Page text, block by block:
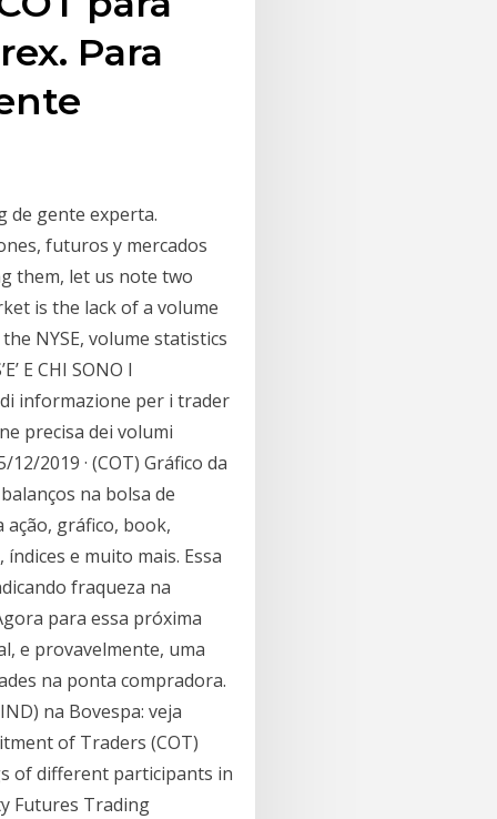
Para
de gente experta.
futuros y mercados
them, let us note two
is the lack of a volume
NYSE, volume statistics
E CHI SONO I
di informazione per i trader
precisa dei volumi
2019 · (COT) Gráfico da
na bolsa de
ação, gráfico, book,
e muito mais. Essa
fraqueza na
para essa próxima
e provavelmente, uma
na ponta compradora.
na Bovespa: veja
of Traders (COT)
of different participants in
Futures Trading